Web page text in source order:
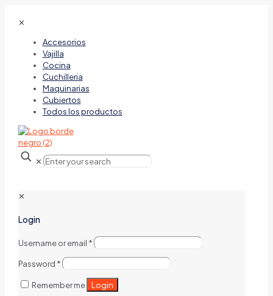
✕
Accesorios
Vajilla
Cocina
Cuchilleria
Maquinarias
Cubiertos
Todos los productos
✕
✕
Login
Username or email *
Password *
Remember me Login